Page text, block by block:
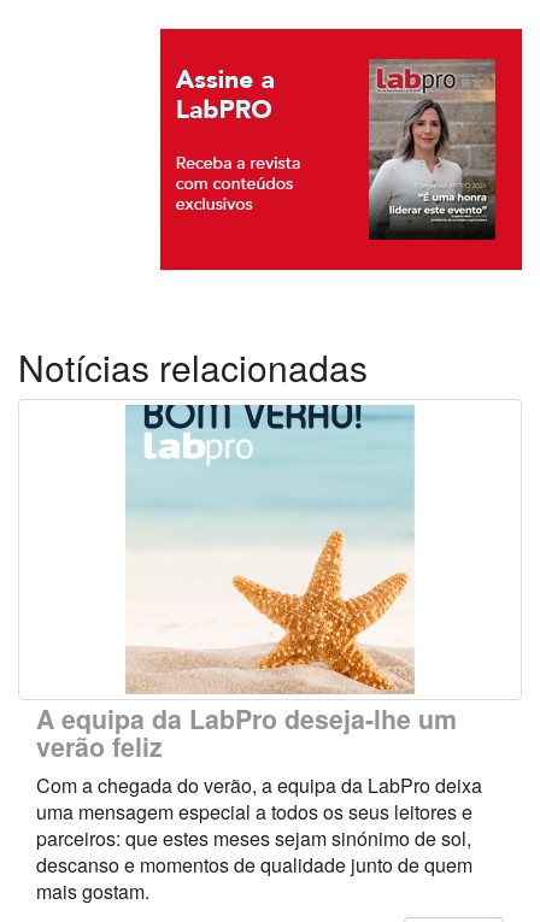
Notícias relacionadas
A equipa da LabPro deseja-lhe um
verão feliz
Com a chegada do verão, a equipa da LabPro deixa
uma mensagem especial a todos os seus leitores e
parceiros: que estes meses sejam sinónimo de sol,
descanso e momentos de qualidade junto de quem
mais gostam.